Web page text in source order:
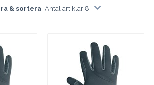
& sortera Antal artiklar 8